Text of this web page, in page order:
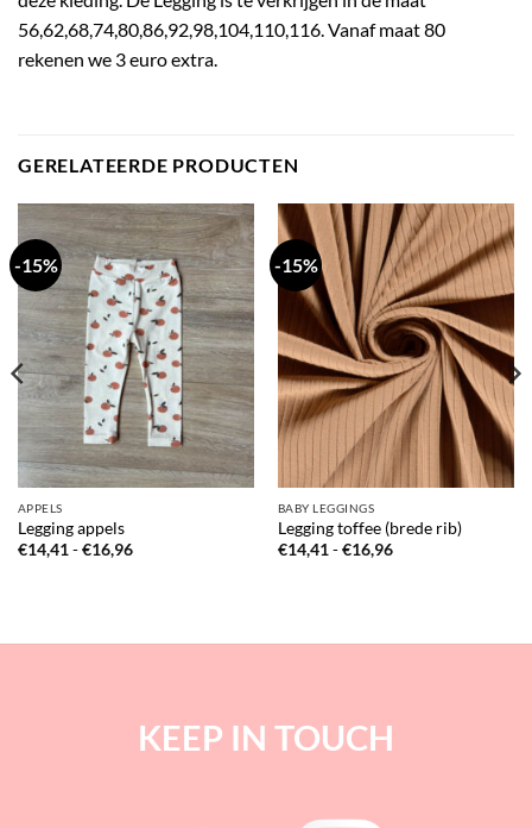
56,62,68,74,80,86,92,98,104,110,116. Vanaf maat 80
rekenen we 3 euro extra.
GERELATEERDE PRODUCTEN
-15%
APPELS
Legging appels
€14,41 - €16,96Prijsklasse:
-15%
BABY LEGGINGS
Legging toffee (brede rib)
€14,41 - €16,96Prijsklasse:
KEEP IN TOUCH